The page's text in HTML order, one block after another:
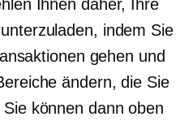
Ihnen daher, Ihre
indem Sie
gehen und
ändern, die Sie
können dann oben